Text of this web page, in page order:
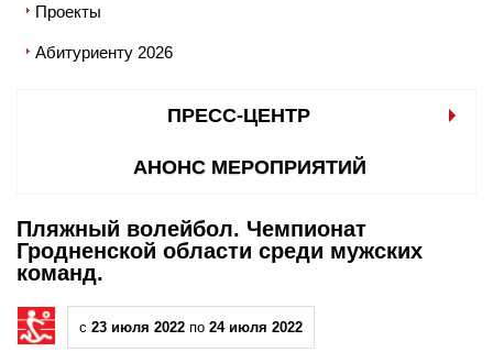
Проекты
Абитуриенту 2026
ПРЕСС-ЦЕНТР
АНОНС МЕРОПРИЯТИЙ
Пляжный волейбол. Чемпионат
Гродненской области среди мужских
команд.
с 23 июля 2022 по 24 июля 2022